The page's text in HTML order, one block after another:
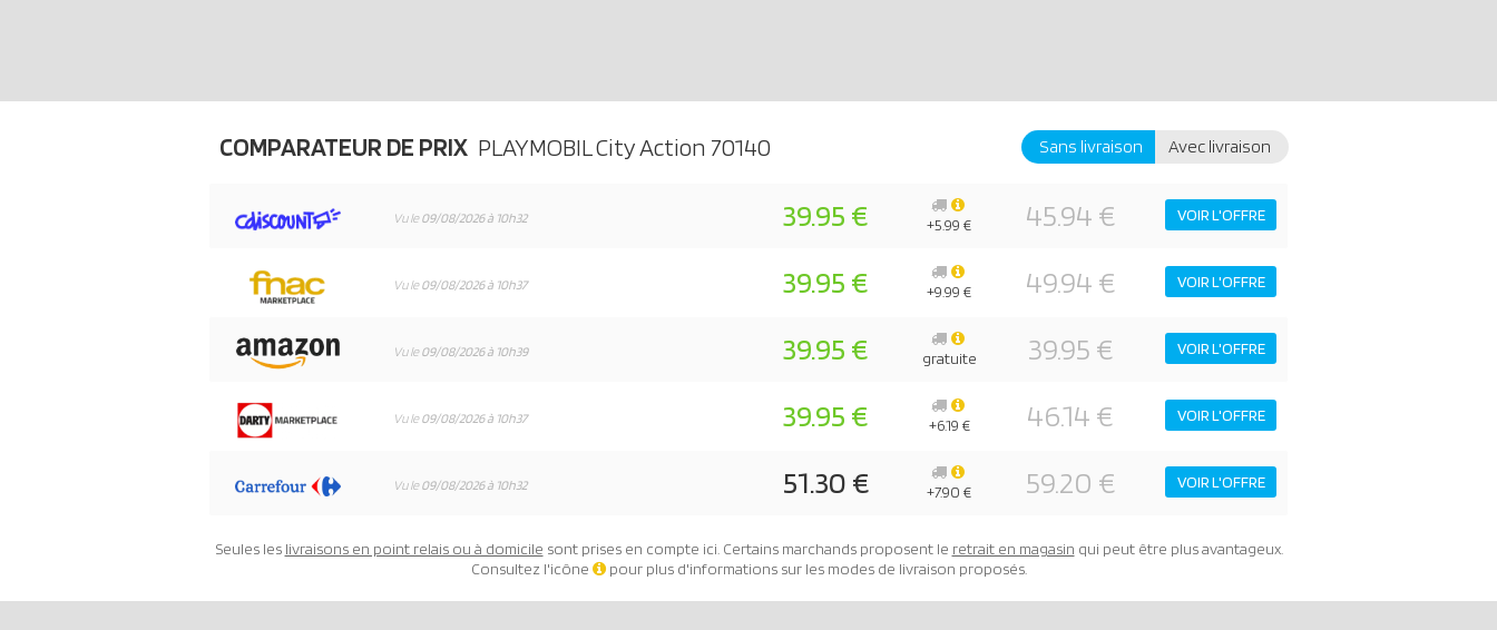
COMPARATEUR DE PRIX PLAYMOBIL City Action 70140 Sans livraison Avec livraison
Vu le09/08/2026 à 10h32 39.95 € 45.94 € VOIR L'OFFRE
+5.99 €
Vu le09/08/2026 à 10h37 39.95 € 49.94 € VOIR L'OFFRE
+9.99 €
Vu le09/08/2026 à 10h39 39.95 € 39.95 € VOIR L'OFFRE
gratuite
Vu le09/08/2026 à 10h37 39.95 € 46.14 € VOIR L'OFFRE
+6.19 €
Vu le09/08/2026 à 10h32 51.30 € 59.20 € VOIR L'OFFRE
+7.90 €
Seules les livraisons en point relais ou à domicile sont prises en compte ici. Certains marchands proposent le retrait en magasin qui peut être plus avantageux.
Consultez l'icône
pour plus d'informations sur les modes de livraison proposés.